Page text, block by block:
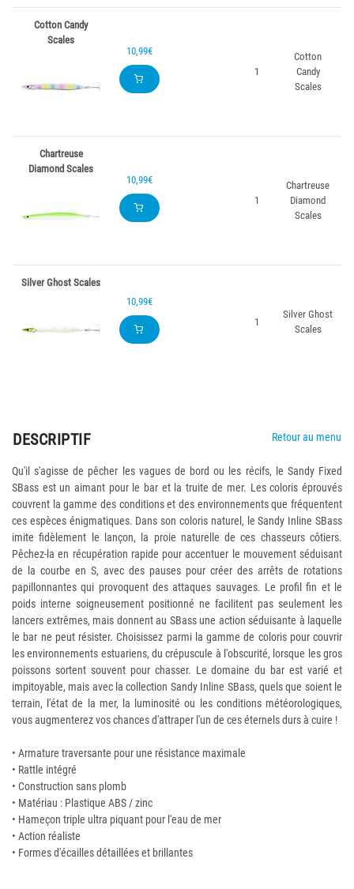
Cotton Candy
Scales
10,99€
1
Cotton
Candy
Scales
Chartreuse
Diamond Scales
10,99€
1
Chartreuse
Diamond
Scales
Silver Ghost Scales
10,99€
1
Silver Ghost
Scales
DESCRIPTIF Retour au menu
Qu'il s'agisse de pêcher les vagues de bord ou les récifs, le Sandy Fixed
SBass est un aimant pour le bar et la truite de mer. Les coloris éprouvés
couvrent la gamme des conditions et des environnements que fréquentent
ces espèces énigmatiques. Dans son coloris naturel, le Sandy Inline SBass
imite fidèlement le lançon, la proie naturelle de ces chasseurs côtiers.
Pêchez-la en récupération rapide pour accentuer le mouvement séduisant
de la courbe en S, avec des pauses pour créer des arrêts de rotations
papillonnantes qui provoquent des attaques sauvages. Le profil fin et le
poids interne soigneusement positionné ne facilitent pas seulement les
lancers extrêmes, mais donnent au SBass une action séduisante à laquelle
le bar ne peut résister. Choisissez parmi la gamme de coloris pour couvrir
les environnements estuariens, du crépuscule à l'obscurité, lorsque les gros
poissons sortent souvent pour chasser. Le domaine du bar est varié et
impitoyable, mais avec la collection Sandy Inline SBass, quels que soient le
terrain, l'état de la mer, la luminosité ou les conditions météorologiques,
vous augmenterez vos chances d'attraper l'un de ces éternels durs à cuire !
• Armature traversante pour une résistance maximale
• Rattle intégré
• Construction sans plomb
• Matériau : Plastique ABS / zinc
• Hameçon triple ultra piquant pour l'eau de mer
• Action réaliste
• Formes d'écailles détaillées et brillantes